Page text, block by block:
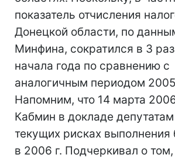
показатель отчисления
Донецкой области, по
Минфина, сократился в 3
начала года по сравнению с
аналогичным периодом 2005
Напомним, что 14 марта
Кабмин в докладе
текущих рисках
в 2006 г. Подчеркивал о том,